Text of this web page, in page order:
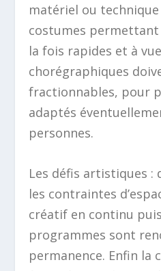
matériel ou
costumes permettant
la fois rapides et à
chorégraphiques
fractionnables, pour
adaptés
personnes.
Les défis artistiques :
les contraintes
créatif en continu
programmes sont
permanence. Enfin la